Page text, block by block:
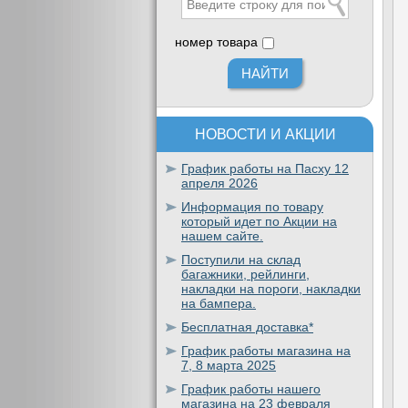
номер товара
НОВОСТИ И АКЦИИ
График работы на Пасху 12
апреля 2026
Информация по товару
который идет по Акции на
нашем сайте.
Поступили на склад
багажники, рейлинги,
накладки на пороги, накладки
на бампера.
Бесплатная доставка*
График работы магазина на
7, 8 марта 2025
График работы нашего
магазина на 23 февраля